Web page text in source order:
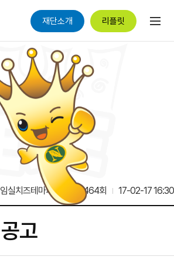
재단소개 리플릿
임실치즈테마파크 19,464회 17-02-17 16:30
고